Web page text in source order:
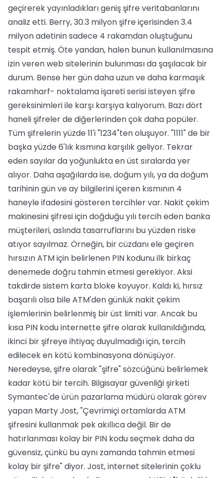
geçirerek yayınladıkları geniş şifre veritabanlarını
analiz etti. Berry, 30.3 milyon şifre içerisinden 3.4
milyon adetinin sadece 4 rakamdan oluştuğunu
tespit etmiş. Öte yandan, halen bunun kullanılmasına
izin veren web sitelerinin bulunması da şaşılacak bir
durum. Bense her gün daha uzun ve daha karmaşık
rakamharf- noktalama işareti serisi isteyen şifre
gereksinimleri ile karşı karşıya kalıyorum. Bazı dört
haneli şifreler de diğerlerinden çok daha popüler.
Tüm şifrelerin yüzde 11'i "1234"ten oluşuyor. "1111" de bir
başka yüzde 6'lık kısmına karşılık geliyor. Tekrar
eden sayılar da yoğunlukta en üst sıralarda yer
alıyor. Daha aşağılarda ise, doğum yılı, ya da doğum
tarihinin gün ve ay bilgilerini içeren kısmının 4
haneyle ifadesini gösteren tercihler var. Nakit çekim
makinesini şifresi için doğduğu yılı tercih eden banka
müşterileri, aslında tasarruflarını bu yüzden riske
atıyor sayılmaz. Örneğin, bir cüzdanı ele geçiren
hırsızın ATM için belirlenen PIN kodunu ilk birkaç
denemede doğru tahmin etmesi gerekiyor. Aksi
takdirde sistem karta bloke koyuyor. Kaldı ki, hırsız
başarılı olsa bile ATM'den günlük nakit çekim
işlemlerinin belirlenmiş bir üst limiti var. Ancak bu
kısa PIN kodu internette şifre olarak kullanıldığında,
ikinci bir şifreye ihtiyaç duyulmadığı için, tercih
edilecek en kötü kombinasyona dönüşüyor.
Neredeyse, şifre olarak "şifre" sözcüğünü belirlemek
kadar kötü bir tercih. Bilgisayar güvenliği şirketi
Symantec'de ürün pazarlama müdürü olarak görev
yapan Marty Jost, "Çevrimiçi ortamlarda ATM
şifresini kullanmak pek akıllıca değil. Bir de
hatırlanması kolay bir PIN kodu seçmek daha da
güvensiz, çünkü bu aynı zamanda tahmin etmesi
kolay bir şifre" diyor. Jost, internet sitelerinin çoklu